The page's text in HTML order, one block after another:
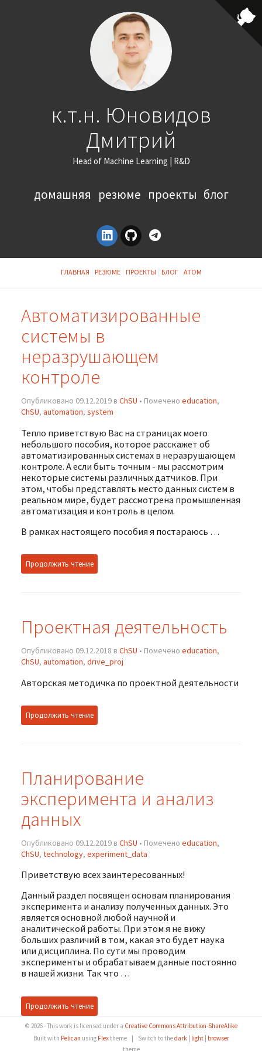
к.т.н. Юновидов
Дмитрий
Head of Machine Learning | R&D
домашняя резюме проекты блог
ГЛАВНАЯ РЕЗЮМЕ ПРОЕКТЫ БЛОГ АТОМ
Автоматизированные
системы в
неразрушающем
контроле
Опубликовано 09.12.2019 в ChSU • Помечено education,
ChSU, automation, system
Тепло приветствую Вас на страницах моего
небольшого пособия, которое расскажет об
автоматизированных системах в неразрушающем
контроле. А если быть точным - мы рассмотрим
некоторые системы различных датчиков. При
этом, чтобы представлять место данных систем в
реальном мире, будет рассмотрена промышленная
автоматизация и контроль в целом.
В рамках настоящего пособия я постараюсь …
Продолжить чтение
Проектная деятельность
Опубликовано 09.12.2018 в ChSU • Помечено education,
ChSU, automation, drive_proj
Авторская методичка по проектной деятельности
Продолжить чтение
Планирование
эксперимента и анализ
данных
Опубликовано 09.12.2019 в ChSU • Помечено education,
ChSU, technology, experiment_data
Приветствую всех заинтересованных!
Данный раздел посвящен основам планирования
эксперимента и анализу полученных данных. Это
является основной любой научной и
аналитической работы. При этом я не вижу
больших различий в том, какая это будет наука
или дисциплина. По сути мы проводим
эксперименты и обрабатываем данные постоянно
в нашей жизни. Так что …
Продолжить чтение
© 2026 - This work is licensed under a Creative Commons Attribution-ShareAlike
Built with Pelican using Flextheme | Switch to thedark | light| browser
theme